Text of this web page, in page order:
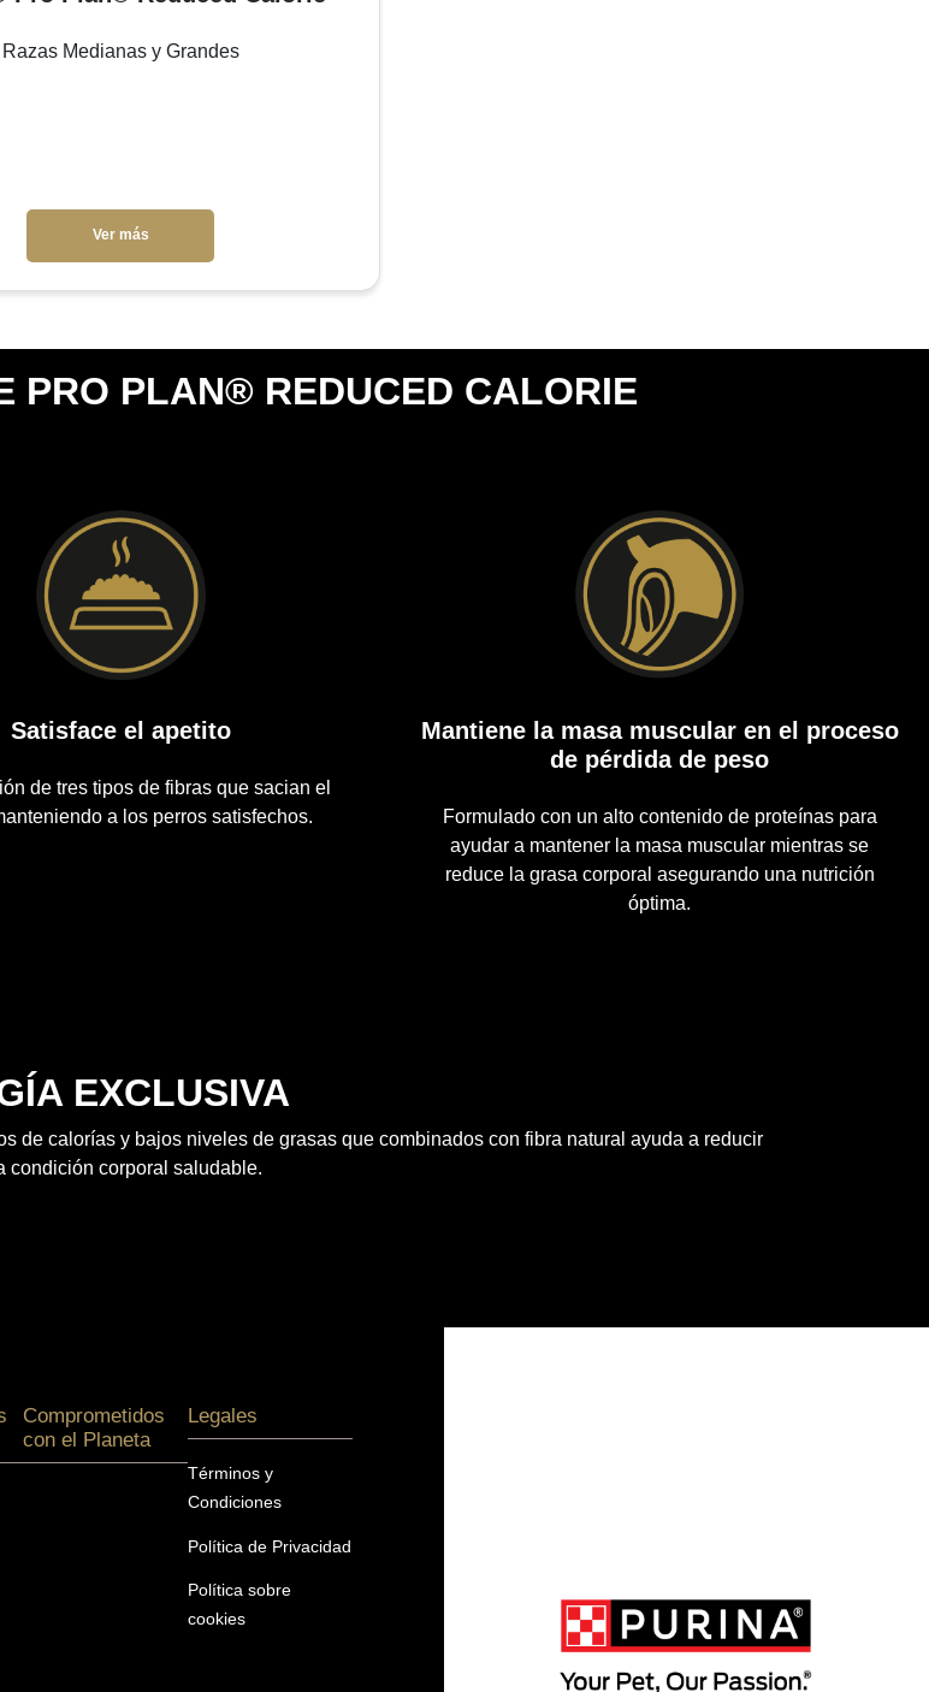
Razas Medianas y Grandes
Ver más
PRO PLAN® REDUCED CALORIE
Satisface el apetito
de tres tipos de fibras que sacian el
a los perros satisfechos.
Mantiene la masa muscular en el proceso
de pérdida de peso
Formulado con un alto contenido de proteínas para
ayudar a mantener la masa muscular mientras se
reduce la grasa corporal asegurando una nutrición
óptima.
EXCLUSIVA
de calorías y bajos niveles de grasas que combinados con fibra natural ayuda a reducir
condición corporal saludable.
Comprometidos
con el Planeta
Legales
Términos y
Condiciones
Política de Privacidad
Política sobre
cookies